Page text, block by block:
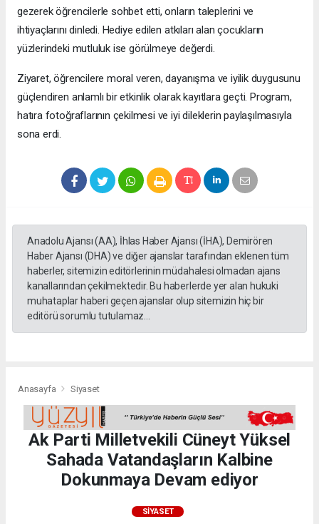
gezerek öğrencilerle sohbet etti, onların taleplerini ve
ihtiyaçlarını dinledi. Hediye edilen atkıları alan çocukların
yüzlerindeki mutluluk ise görülmeye değerdi.
Ziyaret, öğrencilere moral veren, dayanışma ve iyilik duygusunu
güçlendiren anlamlı bir etkinlik olarak kayıtlara geçti. Program,
hatıra fotoğraflarının çekilmesi ve iyi dileklerin paylaşılmasıyla
sona erdi.
Anadolu Ajansı (AA), İhlas Haber Ajansı (İHA), Demirören
Haber Ajansı (DHA) ve diğer ajanslar tarafından eklenen tüm
haberler, sitemizin editörlerinin müdahalesi olmadan ajans
kanallarından çekilmektedir. Bu haberlerde yer alan hukuki
muhataplar haberi geçen ajanslar olup sitemizin hiç bir
editörü sorumlu tutulamaz...
Anasayfa Siyaset
Ak Parti Milletvekili Cüneyt Yüksel
Sahada Vatandaşların Kalbine
Dokunmaya Devam ediyor
SIYASET